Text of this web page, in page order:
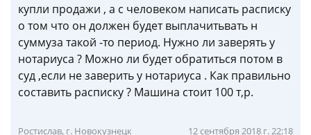
купли продажи , а с человеком написать расписку
о том что он должен будет выплачитьвать н
суммуза такой -то период. Нужно ли заверять у
нотариуса ? Можно ли будет обратиться потом в
суд ,если не заверить у нотариуса . Как правильно
составить расписку ? Машина стоит 100 т,р.
Ростислав, г. Новокузнецк 12 сентября 2018 г. 22:18